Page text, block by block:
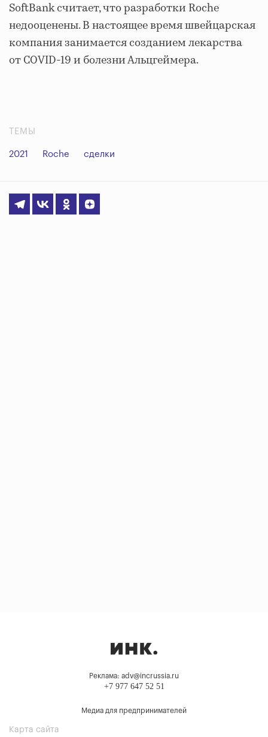
SoftBank считает, что разработки Roche
недооценены. В настоящее время швейцарская
компания занимается созданием лекарства
от COVID-19 и болезни Альцгеймера.
ТЕМЫ
2021 Roche сделки
Реклама: adv@incrussia.ru
+7 977 647 52 51
Медиа для предпринимателей
Карта сайта